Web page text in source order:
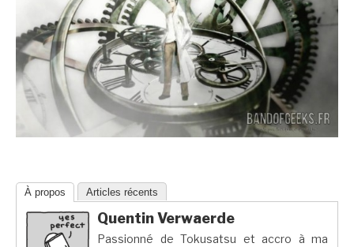
À propos Articles récents
Quentin Verwaerde
Passionné de Tokusatsu et accro à ma